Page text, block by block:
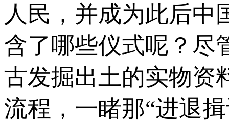
人民，并成为此后中
含了哪些仪式呢？尽
古发掘出土的实物资
流程，一睹那“进退